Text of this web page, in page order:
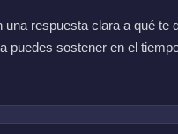
una respuesta clara a qué te
puedes sostener en el